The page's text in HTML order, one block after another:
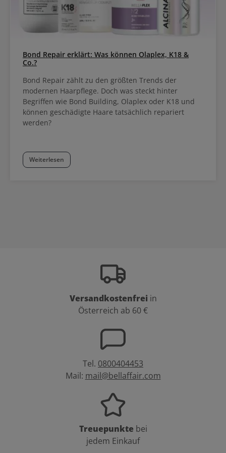
Bond Repair erklärt: Was können Olaplex, K18 &
Co.?
Bond Repair zählt zu den größten Trends der
modernen Haarpflege. Doch was steckt hinter
Begriffen wie Bond Building, Olaplex oder K18 und
können geschädigte Haare tatsächlich repariert
werden?
Weiterlesen
Versandkostenfrei in
Österreich ab 60 €
Tel. 0800404453
Mail: mail@bellaffair.com
Treuepunkte bei
jedem Einkauf